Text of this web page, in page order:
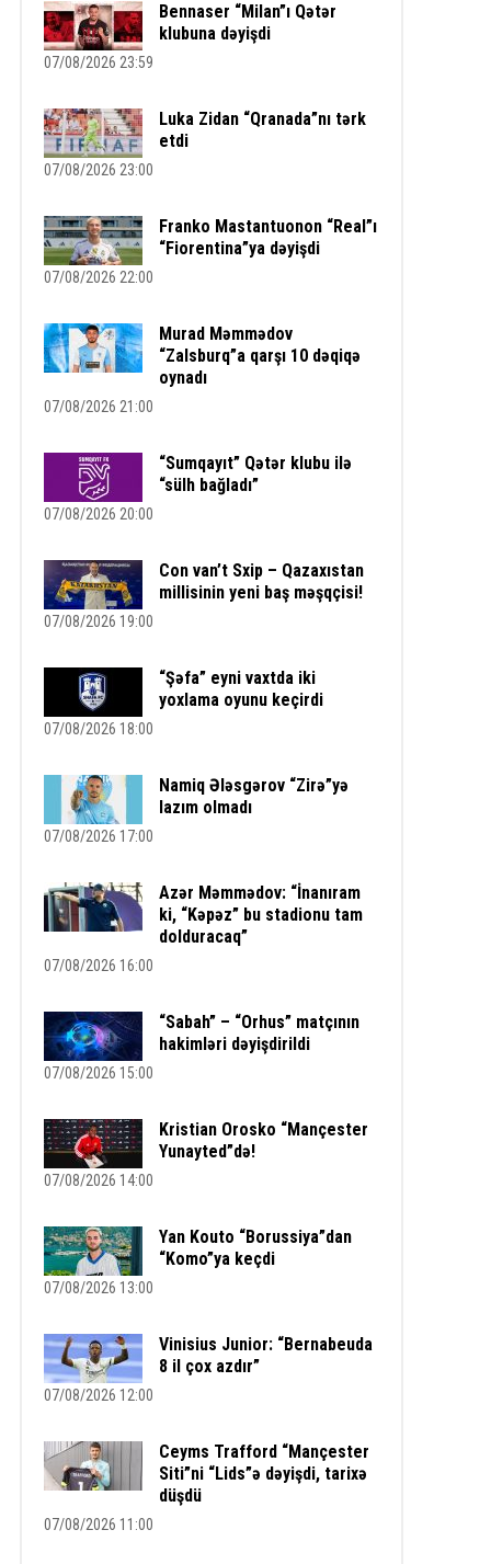
Bennaser “Milan”ı Qətər
klubuna dəyişdi
07/08/2026 23:59
Luka Zidan “Qranada”nı tərk
etdi
07/08/2026 23:00
Franko Mastantuonon “Real”ı
“Fiorentina”ya dəyişdi
07/08/2026 22:00
Murad Məmmədov
“Zalsburq”a qarşı 10 dəqiqə
oynadı
07/08/2026 21:00
“Sumqayıt” Qətər klubu ilə
“sülh bağladı”
07/08/2026 20:00
Con van’t Sxip – Qazaxıstan
millisinin yeni baş məşqçisi!
07/08/2026 19:00
“Şəfa” eyni vaxtda iki
yoxlama oyunu keçirdi
07/08/2026 18:00
Namiq Ələsgərov “Zirə”yə
lazım olmadı
07/08/2026 17:00
Azər Məmmədov: “İnanıram
ki, “Kəpəz” bu stadionu tam
dolduracaq”
07/08/2026 16:00
“Sabah” – “Orhus” matçının
hakimləri dəyişdirildi
07/08/2026 15:00
Kristian Orosko “Mançester
Yunayted”də!
07/08/2026 14:00
Yan Kouto “Borussiya”dan
“Komo”ya keçdi
07/08/2026 13:00
Vinisius Junior: “Bernabeuda
8 il çox azdır”
07/08/2026 12:00
Ceyms Trafford “Mançester
Siti”ni “Lids”ə dəyişdi, tarixə
düşdü
07/08/2026 11:00